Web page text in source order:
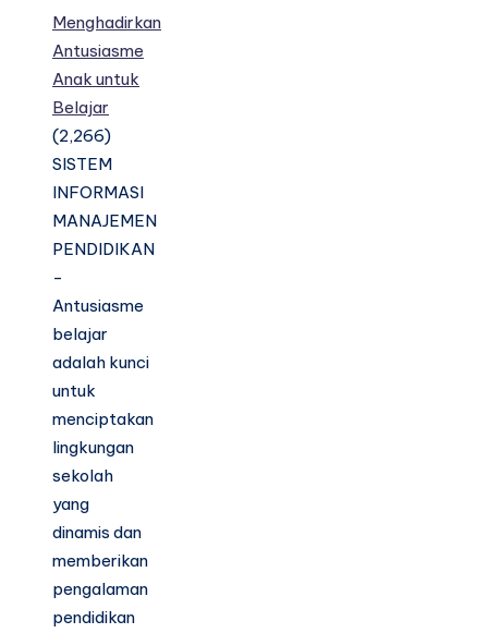
Menghadirkan
Antusiasme
Anak untuk
Belajar
(2,266)
SISTEM
INFORMASI
MANAJEMEN
PENDIDIKAN
-
Antusiasme
belajar
adalah kunci
untuk
menciptakan
lingkungan
sekolah
yang
dinamis dan
memberikan
pengalaman
pendidikan